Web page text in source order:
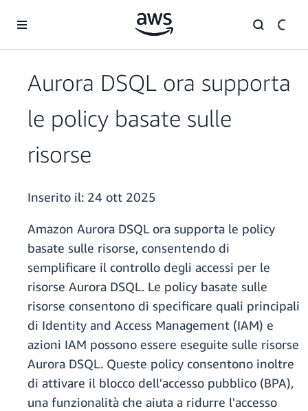
Aurora DSQL ora supporta
le policy basate sulle
risorse
Inserito il: 24 ott 2025
Amazon Aurora DSQL ora supporta le policy
basate sulle risorse, consentendo di
semplificare il controllo degli accessi per le
risorse Aurora DSQL. Le policy basate sulle
risorse consentono di specificare quali principali
di Identity and Access Management (IAM) e
azioni IAM possono essere eseguite sulle risorse
Aurora DSQL. Queste policy consentono inoltre
di attivare il blocco dell'accesso pubblico (BPA),
una funzionalità che aiuta a ridurre l'accesso